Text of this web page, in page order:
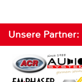
Unsere Partner: